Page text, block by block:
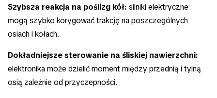
Szybsza reakcja na poślizg kół: silniki elektryczne
mogą szybko korygować trakcję na poszczególnych
osiach i kołach.
Dokładniejsze sterowanie na śliskiej nawierzchni:
elektronika może dzielić moment między przednią i tylną
osią zależnie od przyczepności.